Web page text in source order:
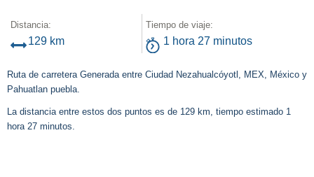
Distancia:
129 km
Tiempo de viaje:
1 hora 27 minutos
Ruta de carretera Generada entre Ciudad Nezahualcóyotl, MEX, México y
Pahuatlan puebla.
La distancia entre estos dos puntos es de 129 km, tiempo estimado 1
hora 27 minutos.